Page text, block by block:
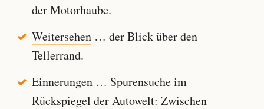
der Motorhaube.
Weitersehen… der Blick über den
Tellerrand.
Einnerungen… Spurensuche im
Rückspiegel der Autowelt: Zwischen